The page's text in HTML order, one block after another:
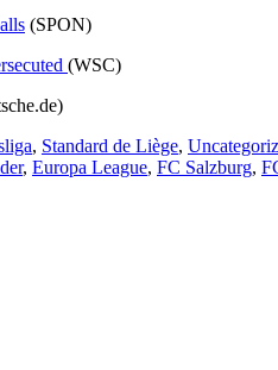
(SPON)
(WSC)
, Standard de Liège,
, Europa League, FC Salzburg,